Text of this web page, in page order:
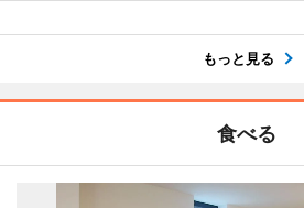
もっと見る
食べる